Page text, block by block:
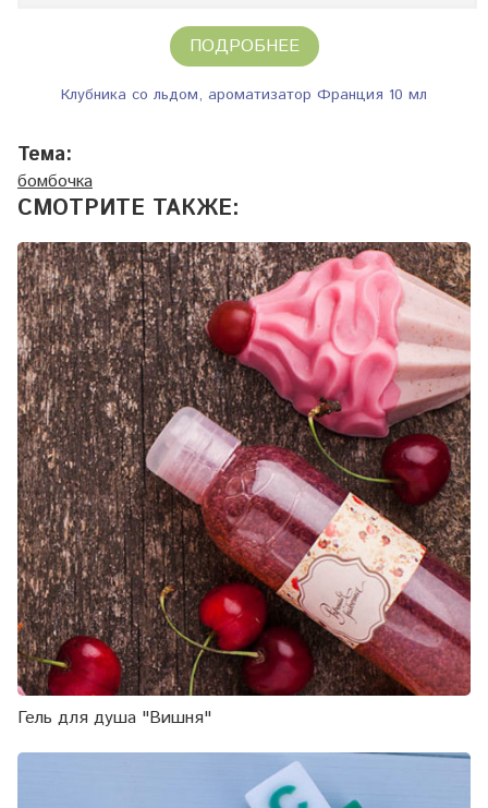
ПОДРОБНЕЕ
Клубника со льдом, ароматизатор Франция 10 мл
Тема:
бомбочка
СМОТРИТЕ ТАКЖЕ:
Гель для душа "Вишня"